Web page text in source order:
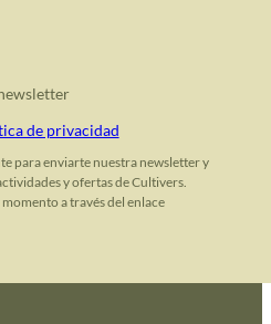
de privacidad
para enviarte nuestra newsletter y
y ofertas de Cultivers.
a través del enlace